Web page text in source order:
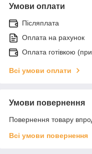
Умови оплати
Післяплата
Оплата на рахунок
Оплата готівкою
Всі умови оплати
Умови повернення
Повернення товару
Всі умови повернення